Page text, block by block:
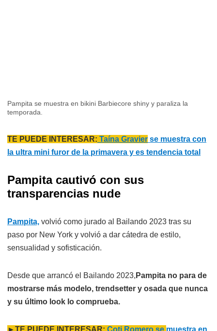
Pampita se muestra en bikini Barbiecore shiny y paraliza la
temporada.
TE PUEDE INTERESAR: Taína Gravier se muestra con
la ultra mini furor de la primavera y es tendencia total
Pampita cautivó con sus
transparencias nude
Pampita, volvió como jurado al Bailando 2023 tras su
paso por New York y volvió a dar cátedra de estilo,
sensualidad y sofisticación.
Desde que arrancó el Bailando 2023, Pampita no para de
mostrarse más modelo, trendsetter y osada que nunca
y su último look lo comprueba.